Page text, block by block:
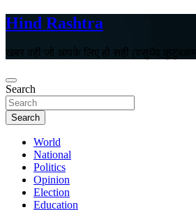
Hind Rashtra
खबर वही जो आपके लिए हो सही (वसुधैव कुटुंबकम)
Search
Search
World
National
Politics
Opinion
Election
Education